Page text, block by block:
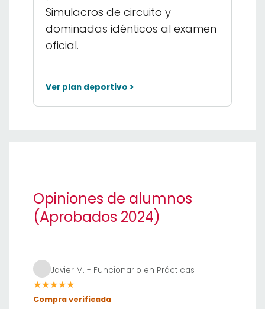
Simulacros de circuito y
dominadas idénticos al examen
oficial.
Ver plan deportivo >
Opiniones de alumnos
(Aprobados 2024)
Javier M. - Funcionario en Prácticas
★★★★★
Compra verificada